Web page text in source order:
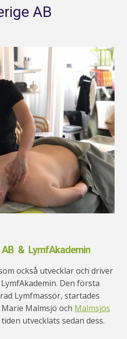
AB
& LymfAkademin
också utvecklar och driver
Den första
Lymfmassör, startades
Malmsjö och Malmsjös
utvecklats sedan dess.